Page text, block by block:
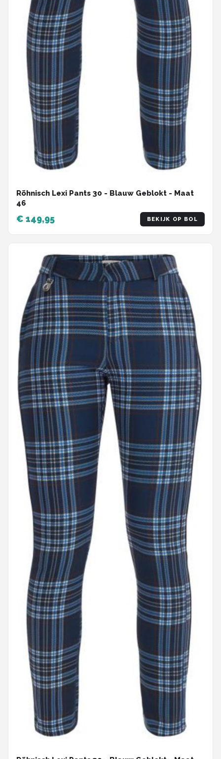
Röhnisch Lexi Pants 30 - Blauw Geblokt - Maat
46
€ 149,95 BEKIJK OP BOL